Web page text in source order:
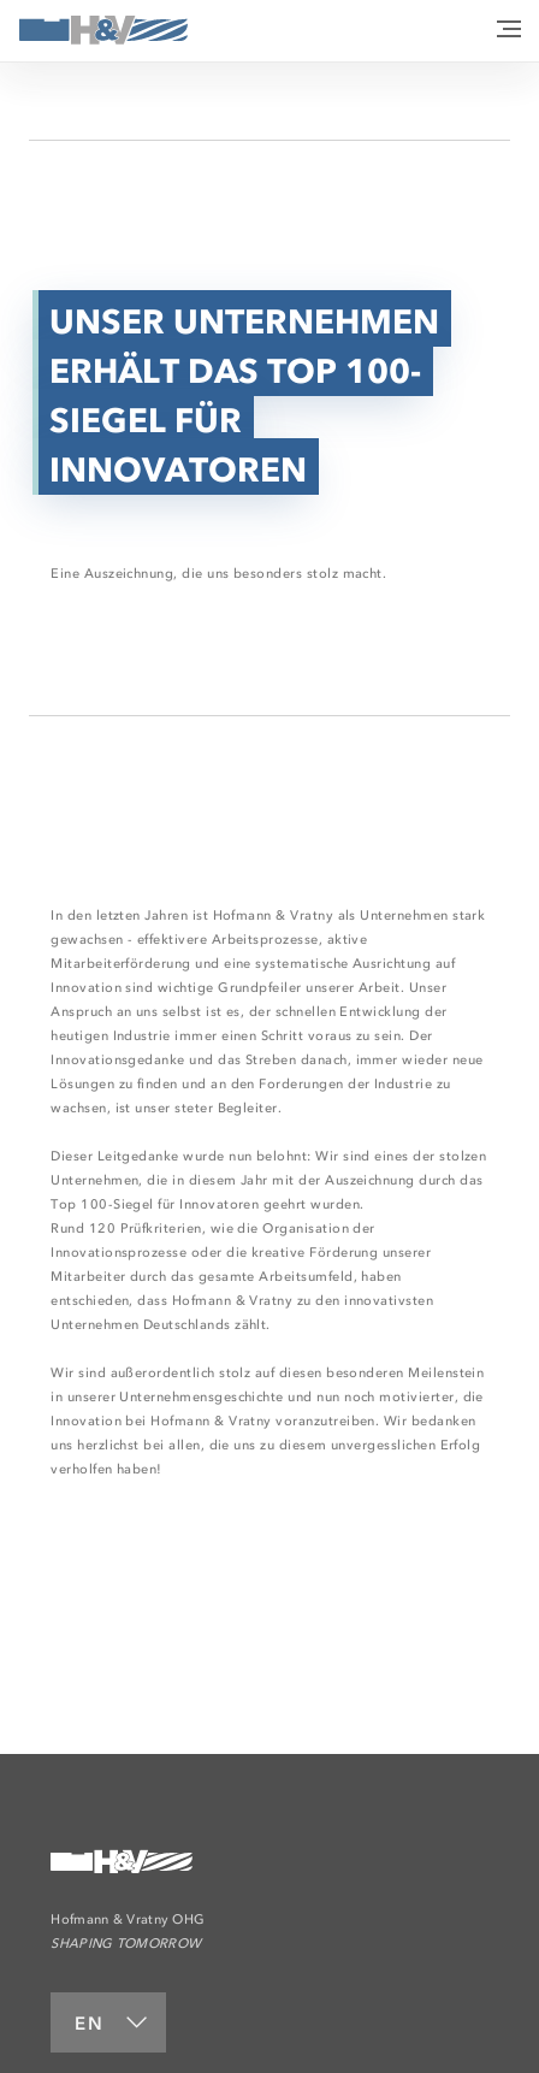
UNSER UNTERNEHMEN
ERHÄLT DAS TOP 100-
SIEGEL FÜR
INNOVATOREN
Eine Auszeichnung, die uns besonders stolz macht.
In den letzten Jahren ist Hofmann & Vratny als Unternehmen stark
gewachsen - effektivere Arbeitsprozesse, aktive
Mitarbeiterförderung und eine systematische Ausrichtung auf
Innovation sind wichtige Grundpfeiler unserer Arbeit. Unser
Anspruch an uns selbst ist es, der schnellen Entwicklung der
heutigen Industrie immer einen Schritt voraus zu sein. Der
Innovationsgedanke und das Streben danach, immer wieder neue
Lösungen zu finden und an den Forderungen der Industrie zu
wachsen, ist unser steter Begleiter.
Dieser Leitgedanke wurde nun belohnt: Wir sind eines der stolzen
Unternehmen, die in diesem Jahr mit der Auszeichnung durch das
Top 100-Siegel für Innovatoren geehrt wurden.
Rund 120 Prüfkriterien, wie die Organisation der
Innovationsprozesse oder die kreative Förderung unserer
Mitarbeiter durch das gesamte Arbeitsumfeld, haben
entschieden, dass Hofmann & Vratny zu den innovativsten
Unternehmen Deutschlands zählt.
Wir sind außerordentlich stolz auf diesen besonderen Meilenstein
in unserer Unternehmensgeschichte und nun noch motivierter, die
Innovation bei Hofmann & Vratny voranzutreiben. Wir bedanken
uns herzlichst bei allen, die uns zu diesem unvergesslichen Erfolg
verholfen haben!
Hofmann & Vratny OHG
SHAPING TOMORROW
EN